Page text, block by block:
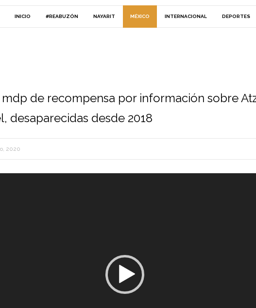
INICIO #REABUZÓN NAYARIT MÉXICO INTERNACIONAL DEPORTES
de recompensa por información sobre
desaparecidas desde 2018
2020